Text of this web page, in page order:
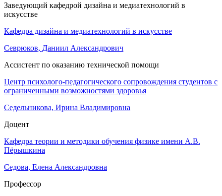
Заведующий кафедрой дизайна и медиатехнологий в
искусстве
Кафедра дизайна и медиатехнологий в искусстве
Севрюков, Даниил Александрович
Ассистент по оказанию технической помощи
Центр психолого-педагогического сопровождения студентов с
ограниченными возможностями здоровья
Седельникова, Ирина Владимировна
Доцент
Кафедра теории и методики обучения физике имени А.В.
Пёрышкина
Седова, Елена Александровна
Профессор